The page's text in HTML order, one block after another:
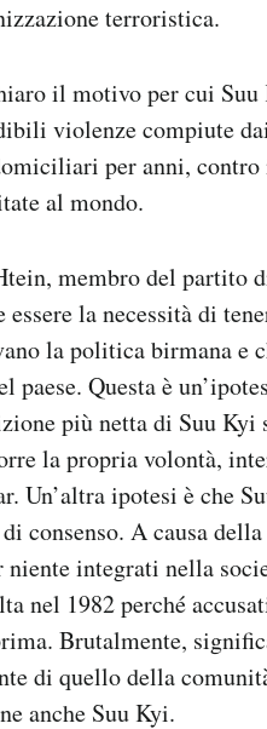
terroristica.
il motivo per cui
violenze compiute
per anni, contro
al mondo.
membro del partito
essere la necessità di
la politica birmana e
paese. Questa è
più netta di Suu
la propria volontà,
Un’altra ipotesi è che
consenso. A causa
niente integrati nella
nel 1982 perché
Brutalmente,
di quello della
anche Suu Kyi.